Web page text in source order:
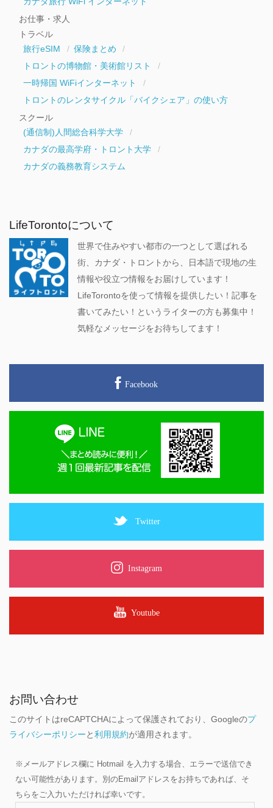
お仕事・求人
トラベル
旅行eSIM
保険まとめ
トロントの博物館・美術館リスト
一時帰国 WiFiインターネット
トロントのレンタサイクル「バイクシェア」の使い方
スクール
(通信制)人間総合科学大学
カナダの最高学府・トロント大学
カナダの義務教育システム
LifeTorontoについて
世界で住みやすい都市の一つとして選ばれる
街、カナダ・トロントから、日本語で現地の生
情報や役立つ情報をお届けしています！
LifeTorontoを使って情報を提供したい！記事を
書いてみたい！というライターの方も募集中！
気軽なメッセージをお待ちしてます！
Facebook
Twitter
Instagram
Youtube
お問い合わせ
このサイトはreCAPTCHAによって保護されており、Googleのプ
ライバシーポリシーと利用規約が適用されます。
※メールアドレス欄に Hotmail を入力する場合、エラーで送信でき
ない可能性があります。別のEmailアドレスをお持ちであれば、そ
ちらをご入力いただければ幸いです。